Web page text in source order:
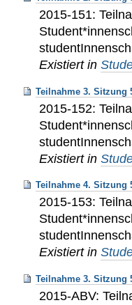
2015-151:
Existiert in
Teilnahme 3. Sitzung
2015-152:
Existiert in
Teilnahme 4. Sitzung
2015-153:
Existiert in
Teilnahme 3. Sitzung
2015-ABV: